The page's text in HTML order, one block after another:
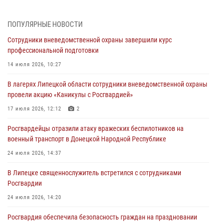
Толстовского района
Росгвардия противодействует БПЛА ВСУ на южном направлении
(видео)
Росгвардия обеспечила охрану порядка во время проведения
фестивалей в Липецке
Сотрудники Росгвардии продолжают контроль безопасности
детских оздоровительно-образовательных объектов в Липецкой
ПОПУЛЯРНЫЕ НОВОСТИ
Сотрудники вневедомственной охраны завершили курс
профессиональной подготовки
14 июля 2026, 10:27
В лагерях Липецкой области сотрудники вневедомственной охраны
провели акцию «Каникулы с Росгвардией»
17 июля 2026, 12:12 2
Росгвардейцы отразили атаку вражеских беспилотников на
военный транспорт в Донецкой Народной Республике
24 июля 2026, 14:37
В Липецке священнослужитель встретился с сотрудниками
Росгвардии
24 июля 2026, 14:20
Росгвардия обеспечила безопасность граждан на праздновании